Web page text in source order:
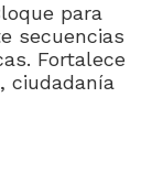
para
secuencias
Fortalece
ciudadanía